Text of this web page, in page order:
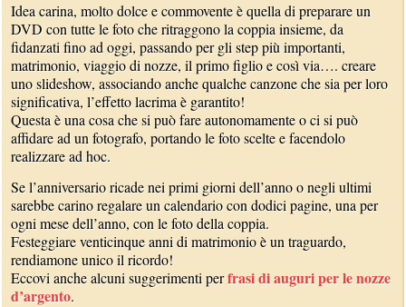
Idea carina, molto dolce e commovente è quella di preparare un
DVD con tutte le foto che ritraggono la coppia insieme, da
fidanzati fino ad oggi, passando per gli step più importanti,
matrimonio, viaggio di nozze, il primo figlio e così via…. creare
uno slideshow, associando anche qualche canzone che sia per loro
significativa, l’effetto lacrima è garantito!
Questa è una cosa che si può fare autonomamente o ci si può
affidare ad un fotografo, portando le foto scelte e facendolo
realizzare ad hoc.
Se l’anniversario ricade nei primi giorni dell’anno o negli ultimi
sarebbe carino regalare un calendario con dodici pagine, una per
ogni mese dell’anno, con le foto della coppia.
Festeggiare venticinque anni di matrimonio è un traguardo,
rendiamone unico il ricordo!
Eccovi anche alcuni suggerimenti perfrasi di auguri per le nozze
d’argento.